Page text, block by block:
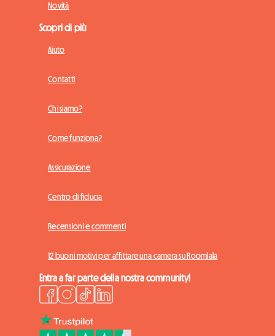
Novità
Scopri di più
Aiuto
Contatti
Chi siamo?
Come funziona?
Assicurazione
Centro di fiducia
Recensioni e commenti
12 buoni motivi per affittare una camera su Roomlala
Entra a far parte della nostra community!